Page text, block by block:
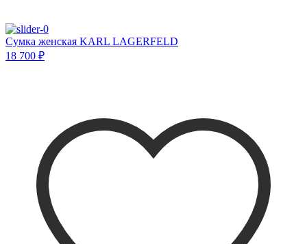
Сумка женская KARL LAGERFELD
18 700 ₽